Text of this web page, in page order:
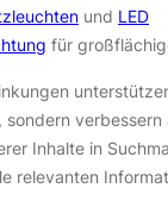
und LED
für
verbessern
Inhalte in
relevanten